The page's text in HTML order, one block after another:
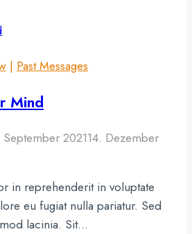
| Past Messages
Mind
202114. Dezember
in reprehenderit in voluptate
eu fugiat nulla pariatur. Sed
lacinia. Sit…